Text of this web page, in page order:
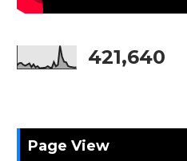
421,640
Page View